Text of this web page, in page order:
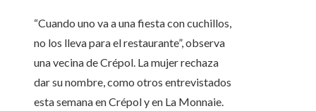
“Cuando uno va a una fiesta con cuchillos,
no los lleva para el restaurante”, observa
una vecina de Crépol. La mujer rechaza
dar su nombre, como otros entrevistados
esta semana en Crépol y en La Monnaie.